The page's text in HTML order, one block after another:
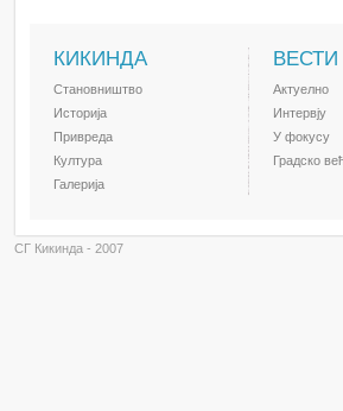
КИКИНДА
Становништво
Историја
Привреда
Култура
Галерија
ВЕСТИ
Актуелно
Интервју
У фокусу
Градско
СГ Кикинда - 2007